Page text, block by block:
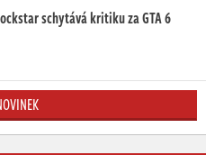
schytává kritiku za GTA 6